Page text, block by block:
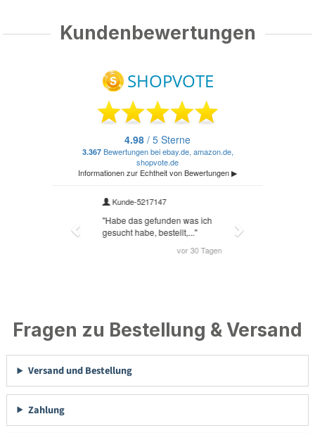
Kundenbewertungen
Fragen zu Bestellung & Versand
Versand und Bestellung
Zahlung